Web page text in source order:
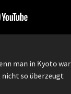
man in Kyoto war
so überzeugt